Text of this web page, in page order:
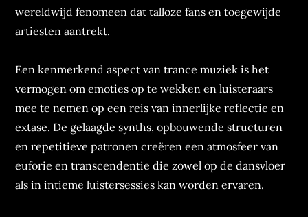
wereldwijd fenomeen dat talloze fans en toegewijde
artiesten aantrekt.
Een kenmerkend aspect van trance muziek is het
vermogen om emoties op te wekken en luisteraars
mee te nemen op een reis van innerlijke reflectie en
extase. De gelaagde synths, opbouwende structuren
en repetitieve patronen creëren een atmosfeer van
euforie en transcendentie die zowel op de dansvloer
als in intieme luistersessies kan worden ervaren.